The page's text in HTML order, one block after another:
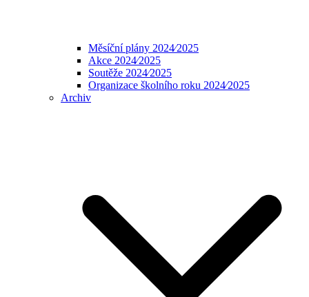
Měsíční plány 2024⁄2025
Akce 2024⁄2025
Soutěže 2024⁄2025
Organizace školního roku 2024⁄2025
Archiv